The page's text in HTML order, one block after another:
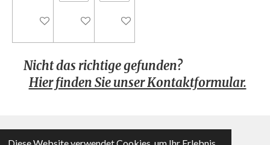
In den WarenkorbIn den WarenkorbIn den Warenkorb
Nicht das richtige gefunden?
Hier finden Sie unser Kontaktformular.